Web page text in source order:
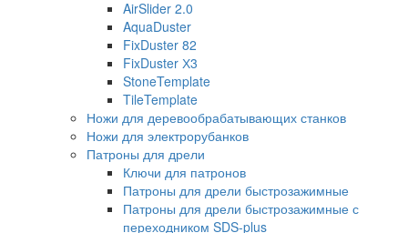
AirSlider 2.0
AquaDuster
FixDuster 82
FixDuster Х3
StoneTemplate
TileTemplate
Ножи для деревообрабатывающих станков
Ножи для электрорубанков
Патроны для дрели
Ключи для патронов
Патроны для дрели быстрозажимные
Патроны для дрели быстрозажимные с
переходником SDS-plus